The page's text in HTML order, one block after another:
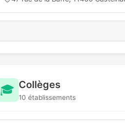
🎓 Collèges
10 établissements